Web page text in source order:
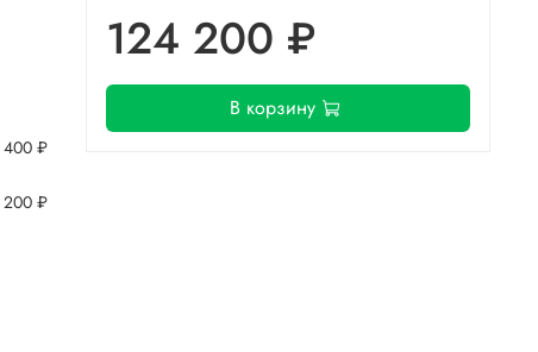
₽
₽
124 200 ₽
В корзину